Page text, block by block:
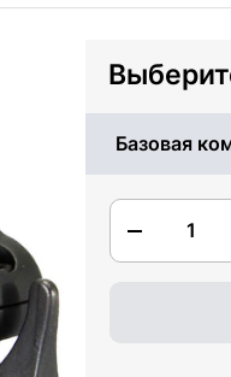
Базовая
1